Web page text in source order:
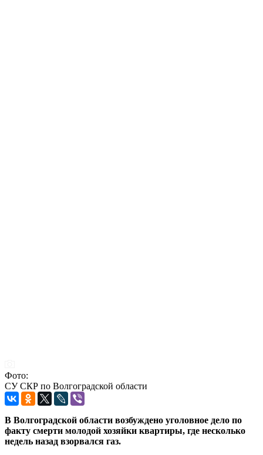
Фото:
СУ СКР по Волгоградской области
В Волгоградской области возбуждено уголовное дело по
факту смерти молодой хозяйки квартиры, где несколько
недель назад взорвался газ.